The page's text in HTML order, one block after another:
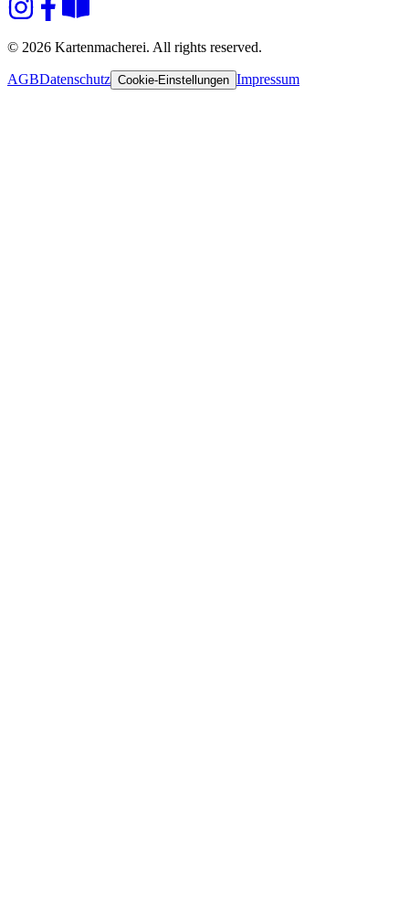
© 2026 Kartenmacherei. All rights reserved.
AGBDatenschutz Cookie-Einstellungen Impressum